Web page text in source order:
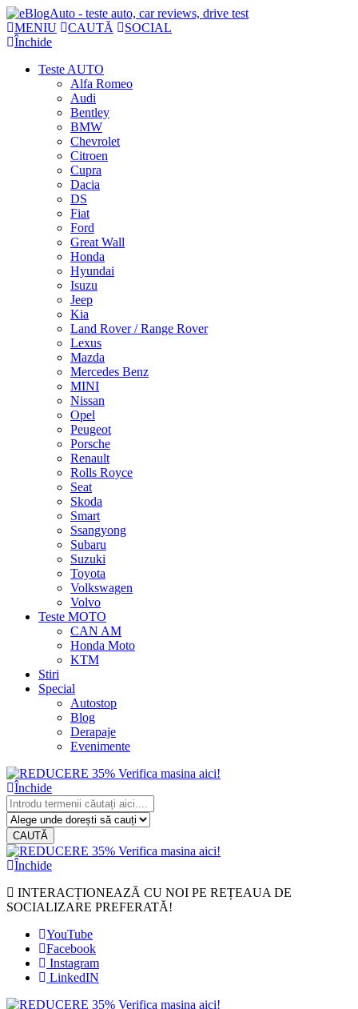
MENIU CAUTĂ
SOCIAL
Închide
Teste AUTO
Alfa Romeo
Audi
Bentley
BMW
Chevrolet
Citroen
Cupra
Dacia
DS
Fiat
Ford
Great Wall
Honda
Hyundai
Isuzu
Jeep
Kia
Land Rover / Range Rover
Lexus
Mazda
Mercedes Benz
MINI
Nissan
Opel
Peugeot
Porsche
Renault
Rolls Royce
Seat
Skoda
Smart
Ssangyong
Subaru
Suzuki
Toyota
Volkswagen
Volvo
Teste MOTO
CAN AM
Honda Moto
KTM
Stiri
Special
Autostop
Blog
Derapaje
Evenimente
Închide
CAUTĂ
Închide
INTERACȚIONEAZĂ CU NOI PE REȚEAUA DE
SOCIALIZARE PREFERATĂ!
YouTube
Facebook
Instagram
LinkedIN